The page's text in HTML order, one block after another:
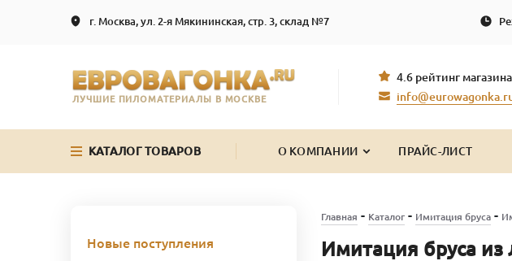
г. Москва, ул. 2-я Мякининская, стр. 3, склад №7
ЛУЧШИЕ ПИЛОМАТЕРИАЛЫ В МОСКВЕ
4.6 рейтинг магазина
КАТАЛОГ ТОВАРОВ О КОМПАНИИ ПРАЙС-ЛИСТ
Главная - Каталог- Имитация бруса-
Имитация бруса
Новые поступления